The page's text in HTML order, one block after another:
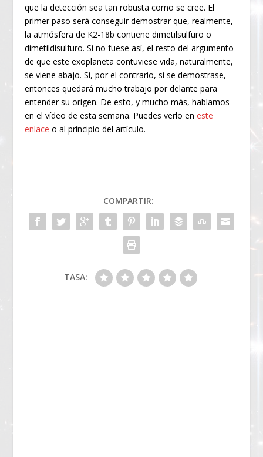
que la detección sea tan robusta como se cree. El
primer paso será conseguir demostrar que, realmente,
la atmósfera de K2-18b contiene dimetilsulfuro o
dimetildisulfuro. Si no fuese así, el resto del argumento
de que este exoplaneta contuviese vida, naturalmente,
se viene abajo. Si, por el contrario, sí se demostrase,
entonces quedará mucho trabajo por delante para
entender su origen. De esto, y mucho más, hablamos
en el vídeo de esta semana. Puedes verlo eneste
enlace o al principio del artículo.
COMPARTIR:
TASA: